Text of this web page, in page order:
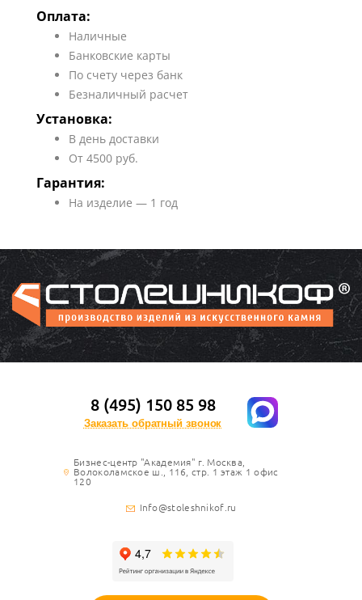
Оплата:
Наличные
Банковские карты
По счету через банк
Безналичный расчет
Установка:
В день доставки
От 4500 руб.
Гарантия:
На изделие — 1 год
8 (495) 150 85 98
Заказать обратный звонок
Бизнес-центр "Академия" г. Москва,
Волоколамское ш., 116, стр. 1 этаж 1 офис
120
Info@stoleshnikof.ru